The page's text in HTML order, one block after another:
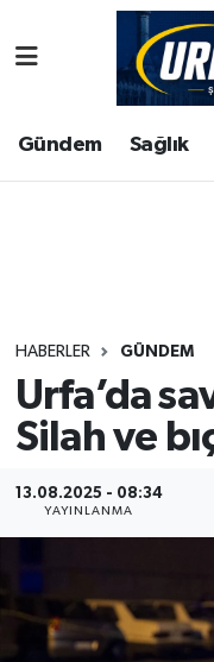
Gündem Sağlık
HABERLER GÜNDEM
Urfa’da
Silah ve
13.08.2025 - 08:34
YAYINLANMA
ASAYİS
ÇEVRE
Gündem
Kültür
Magazin
Şanlıurfa
Şanlıurfa Hava
Tüm Manşetler
Son Dakika
Haber Arşivi